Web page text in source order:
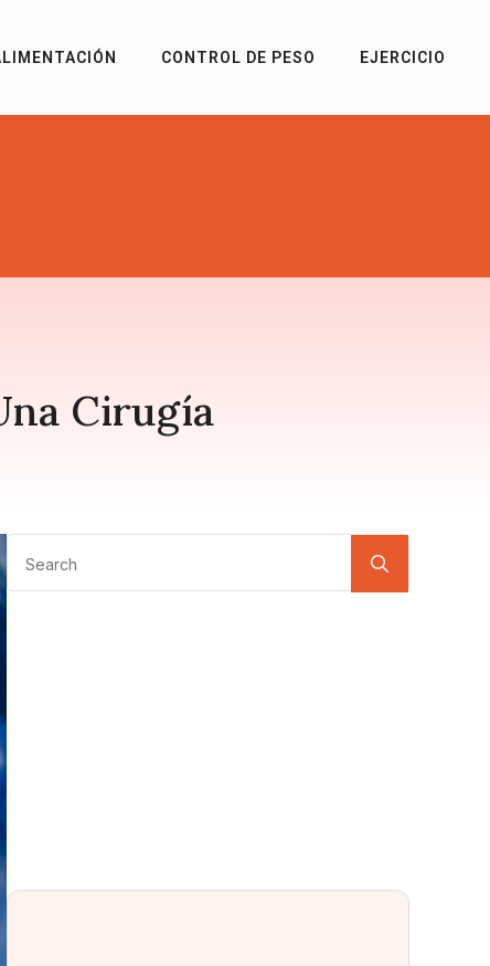
CONTROL DE PESO EJERCICIO
Cirugía